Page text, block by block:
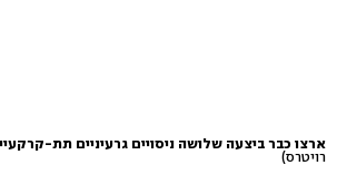
ארצו כבר ביצעה שלושה ניסויים גרעיניים תת-
רויטרס)